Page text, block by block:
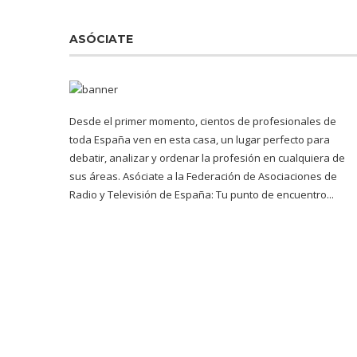
ASÓCIATE
Desde el primer momento, cientos de profesionales de
toda España ven en esta casa, un lugar perfecto para
debatir, analizar y ordenar la profesión en cualquiera de
sus áreas. Asóciate a la Federación de Asociaciones de
Radio y Televisión de España: Tu punto de encuentro...